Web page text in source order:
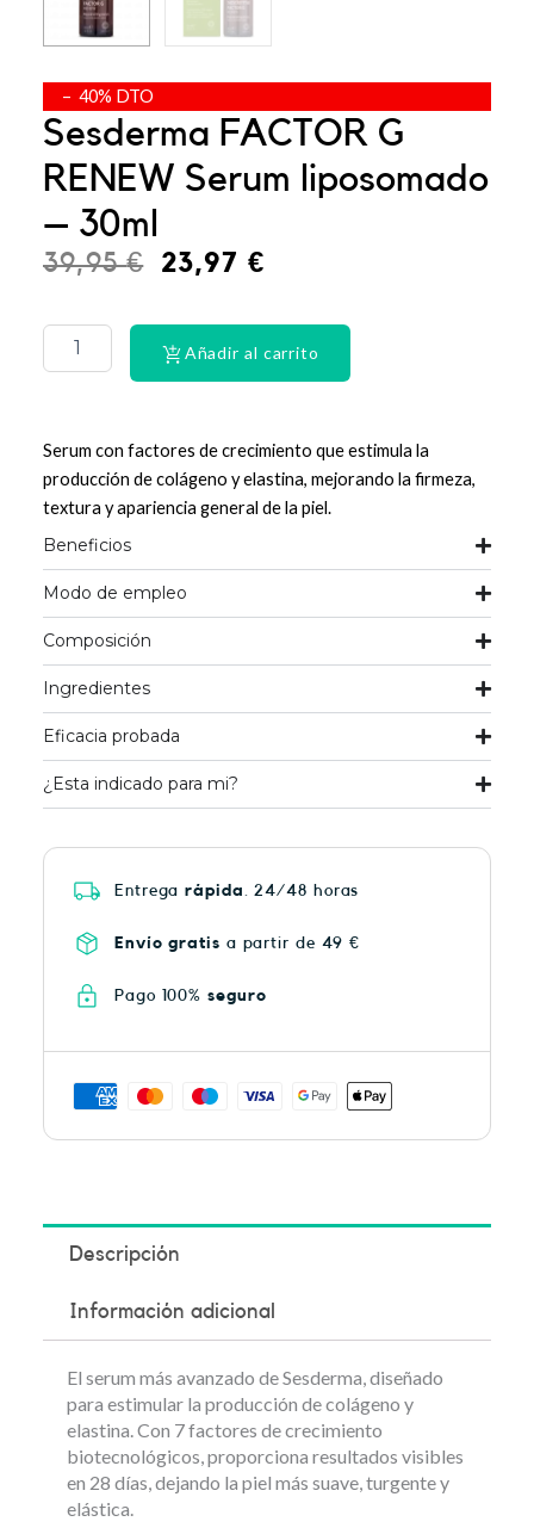
– 40% DTO
Sesderma FACTOR G
RENEW Serum liposomado
– 30ml
39,95€
El
original
era:
23,97 €El
actual
es:
DENTAL
LACER
EX-
cantidad
Añadir al carrito
Serum con factores de crecimiento que estimula la
producción de colágeno y elastina, mejorando la firmeza,
textura y apariencia general de la piel.
Beneficios
Modo de empleo
Composición
Ingredientes
Eficacia probada
¿Esta indicado para mi?
Entregarápida . 24/48 horas
Envío gratis a partir de 49 €
Pago 100% seguro
Descripción
Información adicional
El serum más avanzado de Sesderma, diseñado
para estimular la producción de colágeno y
elastina. Con 7 factores de crecimiento
biotecnológicos, proporciona resultados visibles
en 28 días, dejando la piel más suave, turgente y
elástica.